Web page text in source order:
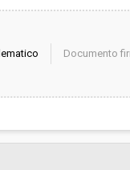
Documento